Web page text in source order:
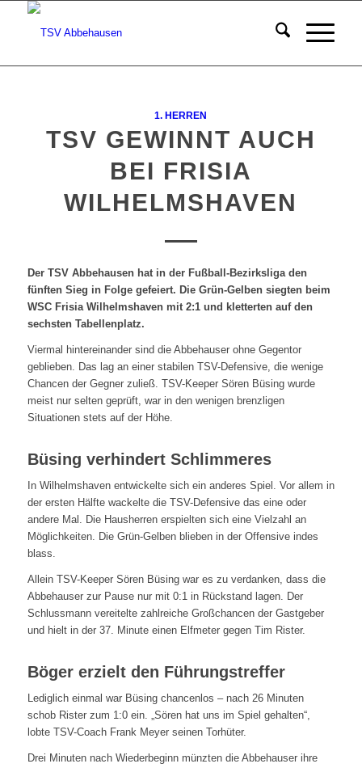
1. HERREN
TSV GEWINNT AUCH
BEI FRISIA
WILHELMSHAVEN
Der TSV Abbehausen hat in der Fußball-Bezirksliga den
fünften Sieg in Folge gefeiert. Die Grün-Gelben siegten beim
WSC Frisia Wilhelmshaven mit 2:1 und kletterten auf den
sechsten Tabellenplatz.
Viermal hintereinander sind die Abbehauser ohne Gegentor
geblieben. Das lag an einer stabilen TSV-Defensive, die wenige
Chancen der Gegner zuließ. TSV-Keeper Sören Büsing wurde
meist nur selten geprüft, war in den wenigen brenzligen
Situationen stets auf der Höhe.
Büsing verhindert Schlimmeres
In Wilhelmshaven entwickelte sich ein anderes Spiel. Vor allem in
der ersten Hälfte wackelte die TSV-Defensive das eine oder
andere Mal. Die Hausherren erspielten sich eine Vielzahl an
Möglichkeiten. Die Grün-Gelben blieben in der Offensive indes
blass.
Allein TSV-Keeper Sören Büsing war es zu verdanken, dass die
Abbehauser zur Pause nur mit 0:1 in Rückstand lagen. Der
Schlussmann vereitelte zahlreiche Großchancen der Gastgeber
und hielt in der 37. Minute einen Elfmeter gegen Tim Rister.
Böger erzielt den Führungstreffer
Lediglich einmal war Büsing chancenlos – nach 26 Minuten
schob Rister zum 1:0 ein. „Sören hat uns im Spiel gehalten“,
lobte TSV-Coach Frank Meyer seinen Torhüter.
Drei Minuten nach Wiederbeginn münzten die Abbehauser ihre